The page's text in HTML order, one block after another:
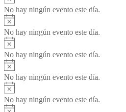
No hay ningún evento este día.
Aviso
No hay ningún evento este día.
Aviso
No hay ningún evento este día.
Aviso
No hay ningún evento este día.
Aviso
No hay ningún evento este día.
Aviso